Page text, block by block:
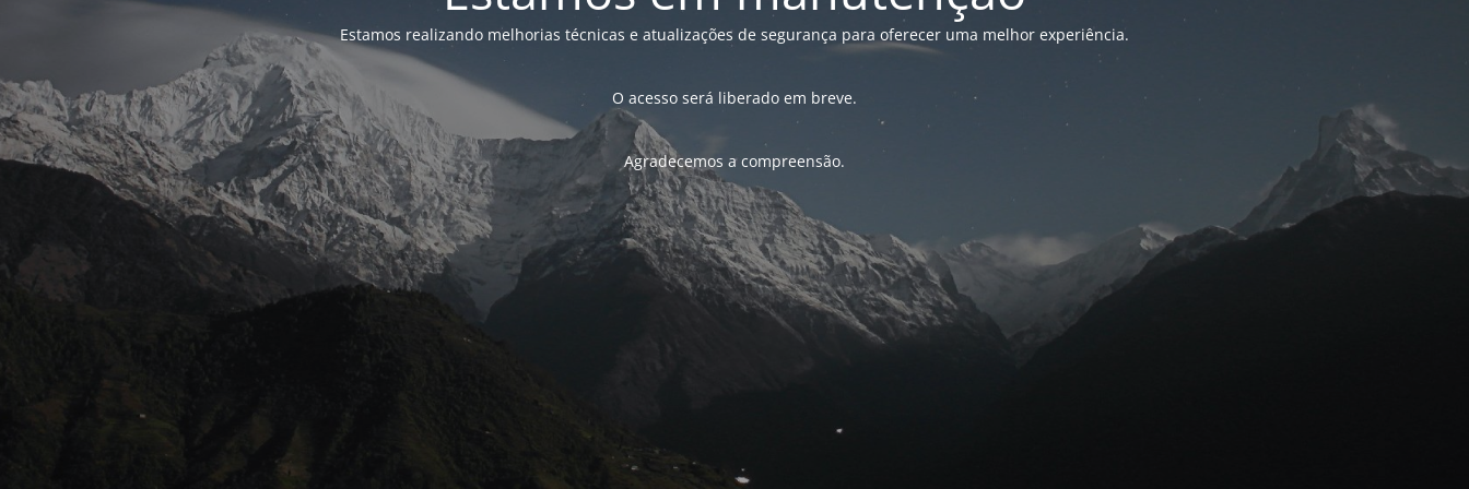
Estamos realizando melhorias técnicas e atualizações de segurança para oferecer uma melhor experiência.
O acesso será liberado em breve.
Agradecemos a compreensão.